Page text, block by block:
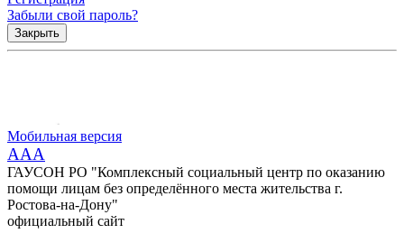
Забыли свой пароль?
Закрыть
Мобильная версия
AAA
ГАУСОН РО "Комплексный социальный центр по оказанию
помощи лицам без определённого места жительства г.
Ростова-на-Дону"
официальный сайт